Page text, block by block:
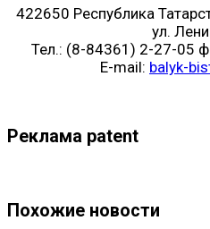
422650 Республика
ул.
Тел.: (8-84361) 2-27-05
E-mail: balyk-
Реклама patent
Похожие новости